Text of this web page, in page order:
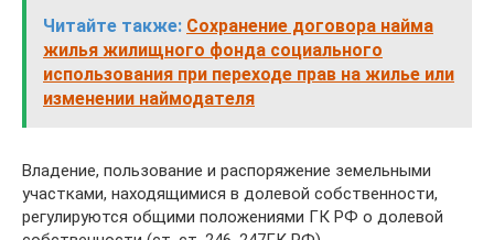
Читайте также: Сохранение договора найма
жилья жилищного фонда социального
использования при переходе прав на жилье или
изменении наймодателя
Владение, пользование и распоряжение земельными
участками, находящимися в долевой собственности,
регулируются общими положениями ГК РФ о долевой